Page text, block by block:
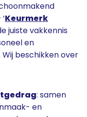
Keurmerk
juiste vakkennis
en
beschikken over
: samen
en